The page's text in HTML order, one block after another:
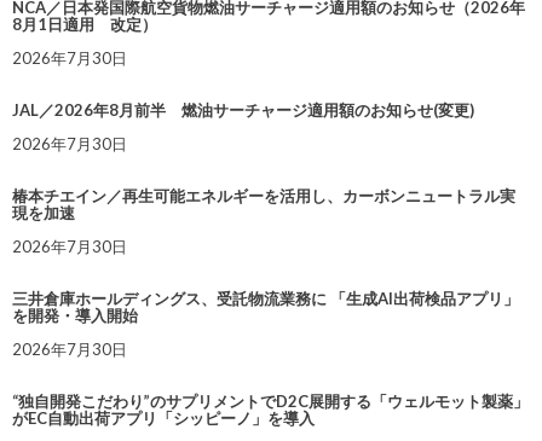
NCA／日本発国際航空貨物燃油サーチャージ適用額のお知らせ（2026年
8月1日適用 改定）
2026年7月30日
JAL／2026年8月前半 燃油サーチャージ適用額のお知らせ(変更)
2026年7月30日
椿本チエイン／再生可能エネルギーを活用し、カーボンニュートラル実
現を加速
2026年7月30日
三井倉庫ホールディングス、受託物流業務に 「生成AI出荷検品アプリ」
を開発・導入開始
2026年7月30日
“独自開発こだわり”のサプリメントでD2C展開する「ウェルモット製薬」
がEC自動出荷アプリ「シッピーノ」を導入